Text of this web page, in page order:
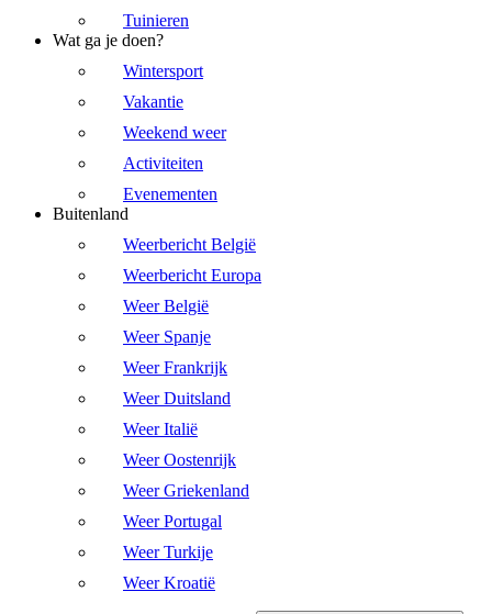
Tuinieren
Wat ga je doen?
Wintersport
Vakantie
Weekend weer
Activiteiten
Evenementen
Buitenland
Weerbericht België
Weerbericht Europa
Weer België
Weer Spanje
Weer Frankrijk
Weer Duitsland
Weer Italië
Weer Oostenrijk
Weer Griekenland
Weer Portugal
Weer Turkije
Weer Kroatië